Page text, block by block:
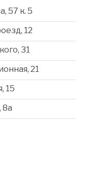
57 к. 5
12
31
21
15
8a